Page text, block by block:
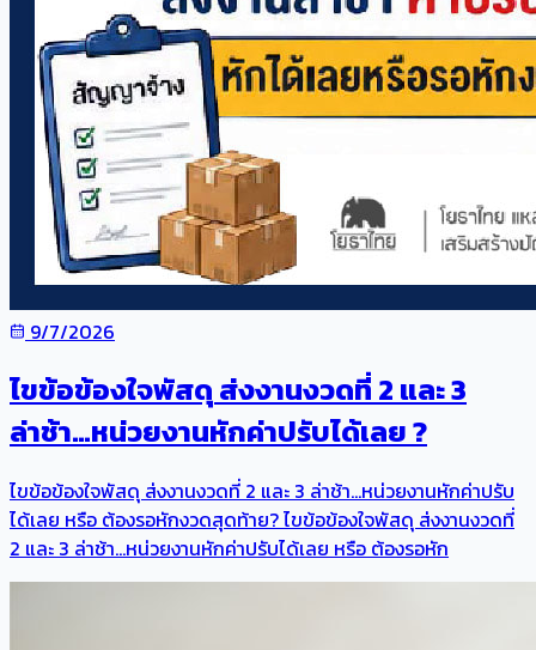
9/7/2026
ไขข้อข้องใจพัสดุ ส่งงานงวดที่ 2 และ 3
ล่าช้า…หน่วยงานหักค่าปรับได้เลย ?
ไขข้อข้องใจพัสดุ ส่งงานงวดที่ 2 และ 3 ล่าช้า…หน่วยงานหักค่าปรับ
ได้เลย หรือ ต้องรอหักงวดสุดท้าย? ไขข้อข้องใจพัสดุ ส่งงานงวดที่
2 และ 3 ล่าช้า…หน่วยงานหักค่าปรับได้เลย หรือ ต้องรอหัก